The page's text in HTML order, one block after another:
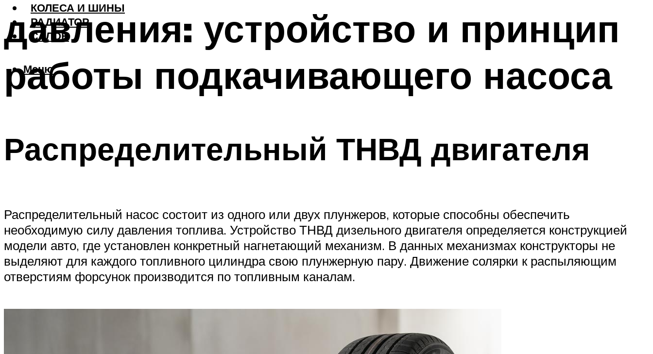
КОЛЕСА И ШИНЫ
РАДИАТОР
САЛОН
Меню
давления: устройство и принцип
работы подкачивающего насоса
Распределительный ТНВД двигателя
Распределительный насос состоит из одного или двух плунжеров, которые способны обеспечить
необходимую силу давления топлива. Устройство ТНВД дизельного двигателя определяется конструкцией
модели авто, где установлен конкретный нагнетающий механизм. В данных механизмах конструкторы не
выделяют для каждого топливного цилиндра свою плунжерную пару. Движение солярки к распыляющим
отверстиям форсунок производится по топливным каналам.